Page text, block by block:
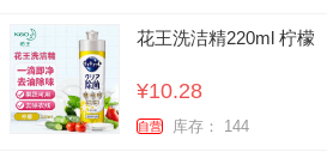
花王洗洁精220ml 柠檬
¥10.28
自营 库存： 144